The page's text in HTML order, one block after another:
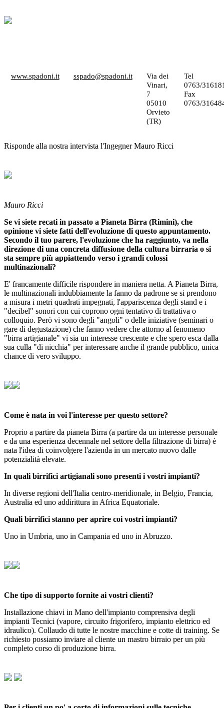
www.spadoni.it sspado@spadoni.it
Via dei
Vinari,
7
05010
Orvieto
(TR)
Tel
0763/
Fax
0763/
Risponde alla nostra intervista l'Ingegner Mauro Ricci
Mauro Ricci
Se vi siete recati in passato a Pianeta Birra (Rimini), che
opinione vi siete fatti dell'evoluzione di questo appuntamento.
Secondo il tuo parere, l'evoluzione che ha raggiunto, va nella
direzione di una concreta diffusione della cultura birraria o si
sta sempre più appiattendo verso i grandi colossi
multinazionali?
E' francamente difficile rispondere in maniera netta. A Pianeta Birra,
le multinazionali indubbiamente la fanno da padrone se si prendono
a misura i metri quadrati impegnati, l'appariscenza degli stand e i
"decibel" sonori con cui coprono ogni tentativo di trattativa o
colloquio. Però vi sono degli "angoli" o delle iniziative (seminari o
gare di degustazione) che fanno vedere che attorno al fenomeno
"birra artigianale" vi sia un interesse crescente e che spero esca dalla
sua culla "di nicchia" per interessare anche il grande pubblico, unica
chance di vero sviluppo.
Come è nata in voi l'interesse per questo settore?
Proprio a partire da pianeta Birra (a partire da un interesse personale
e da una esperienza decennale nel settore della filtrazione di birra) è
nata l'idea di coinvolgere l'azienda in un mercato nuovo dalle
potenzialità elevate.
In quali birrifici artigianali sono presenti i vostri impianti?
In diverse regioni dell'Italia centro-meridionale, in Belgio, Francia,
Australia ed uno addirittura in Africa Equatoriale.
Quali birrifici stanno per aprire coi vostri impianti?
Uno in Umbria, uno in Campania ed uno in Abruzzo.
Che tipo di supporto fornite ai vostri clienti?
Installazione chiavi in Mano dell'impianto comprensiva degli
impianti Tecnici (vapore, circuito frigorifero, impianto elettrico ed
idraulico). Collaudo di tutte le nostre macchine e cotte di training. Se
richiesto possiamo inviare al cliente un mastro birraio per un più
completo corso di produzione birra.